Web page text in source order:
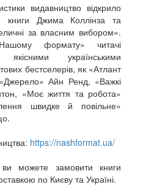
видавництво відкрило
Джима Коллінза та
за власним вибором».
формату» читачі
українськими
бестселерів, як «Атлант
Айн Ренд, «Важкі
«Моє життя та робота»
швидке й повільне»
https://nashformat.ua/
можете замовити книги
по Києву та Україні.